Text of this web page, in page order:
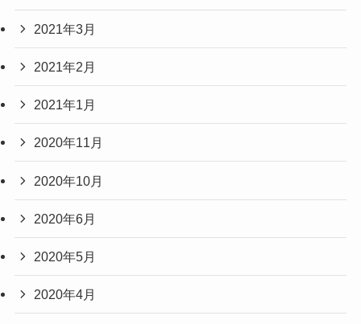
2021年3月
2021年2月
2021年1月
2020年11月
2020年10月
2020年6月
2020年5月
2020年4月